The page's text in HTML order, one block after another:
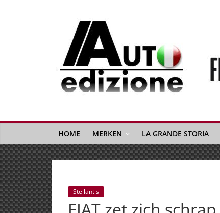
Auto
Edizione
La
Gazetta
dell'Automobile
Italiana
|
Italiaans
autonieuws
&
HOME MERKEN LA GRANDE STORIA
Stellantis